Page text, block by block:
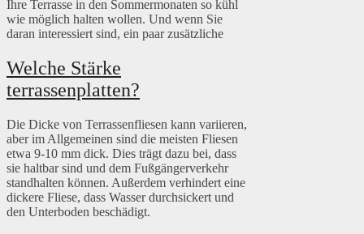
Ihre Terrasse in den Sommermonaten so kühl
wie möglich halten wollen. Und wenn Sie
daran interessiert sind, ein paar zusätzliche
Welche Stärke
terrassenplatten?
Die Dicke von Terrassenfliesen kann variieren,
aber im Allgemeinen sind die meisten Fliesen
etwa 9-10 mm dick. Dies trägt dazu bei, dass
sie haltbar sind und dem Fußgängerverkehr
standhalten können. Außerdem verhindert eine
dickere Fliese, dass Wasser durchsickert und
den Unterboden beschädigt.